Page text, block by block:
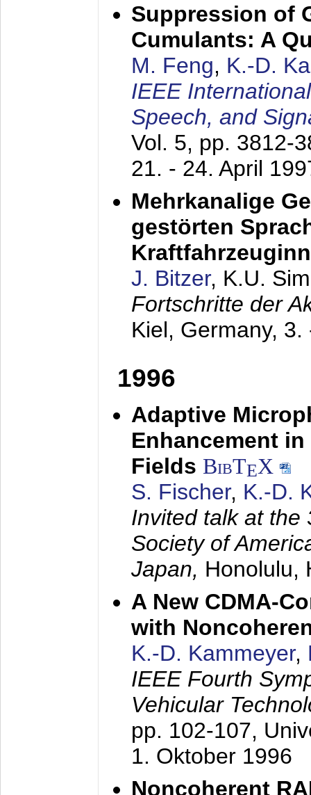
Suppression of
Cumulants: A
M. Feng, K.-D.
IEEE
Speech, and
Vol. 5, pp. 3812-
21. - 24. April
Mehrkanalige
gestörten
J. Bitzer, K.U.
Fortschritte der
Kiel, Germany, 3.
1996
Adaptive
Enhancement
Fields BibTEX
S. Fischer, K.-D.
Invited talk at the
Society of
Japan, Honolulu,
A New CDMA-
with
K.-D. Kammeyer,
IEEE Fourth
Vehicular
pp. 102-107,
1. Oktober 1996
Noncoherent